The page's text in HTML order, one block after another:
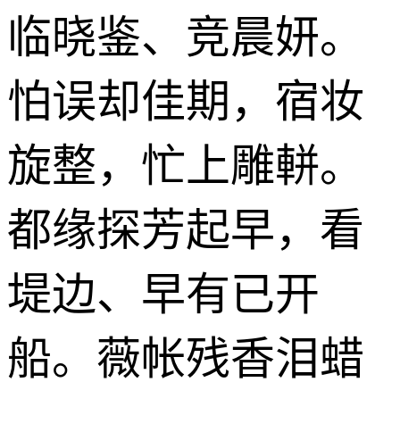
临晓鉴、竞晨妍。
怕误却佳期，宿妆
旋整，忙上雕軿。
都缘探芳起早，看
堤边、早有已开
船。薇帐残香泪蜡